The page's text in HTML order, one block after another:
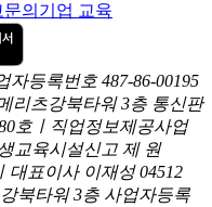
의 기업 교육
등록번호 487-86-00195
리츠강북타워 3층 통신판
호ㅣ직업정보제공사업
교육시설신고 제 원
대표이사 이재성 04512
북타워 3층 사업자등록